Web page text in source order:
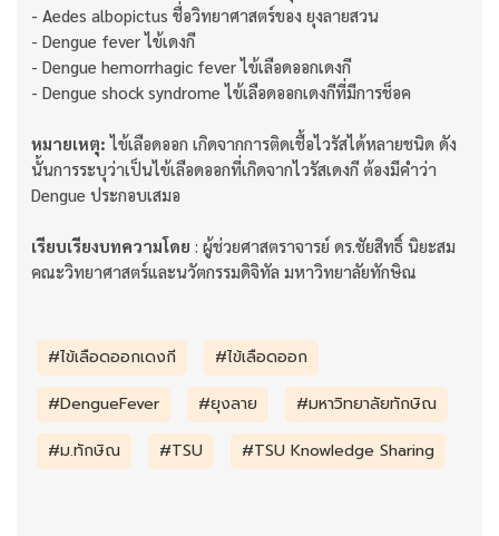
- Aedes albopictus ชื่อวิทยาศาสตร์ของ ยุงลายสวน
- Dengue fever ไข้เดงกี
- Dengue hemorrhagic fever ไข้เลือดออกเดงกี
- Dengue shock syndrome ไข้เลือดออกเดงกีที่มีการช็อค
หมายเหตุ: ไข้เลือดออก เกิดจากการติดเชื้อไวรัสได้หลายชนิด ดัง
นั้นการระบุว่าเป็นไข้เลือดออกที่เกิดจากไวรัสเดงกี ต้องมีคำว่า
Dengue ประกอบเสมอ
เรียบเรียงบทความโดย : ผู้ช่วยศาสตราจารย์ ดร.ชัยสิทธิ์ นิยะสม
คณะวิทยาศาสตร์และนวัตกรรมดิจิทัล มหาวิทยาลัยทักษิณ
#ไข้เลือดออกเดงกี
#ไข้เลือดออก
#DengueFever
#ยุงลาย
#มหาวิทยาลัยทักษิณ
#ม.ทักษิณ
#TSU #TSU Knowledge Sharing